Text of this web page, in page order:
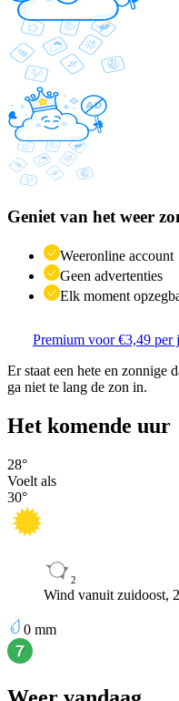
Geniet van het weer
Weeronline account
Geen advertenties
Elk moment
Premium voor €3,49 per
Er staat een hete en zonnige
ga niet te lang de zon in.
Het komende uur
28°
Voelt als
30°
2
Wind vanuit zuidoost,
0 mm